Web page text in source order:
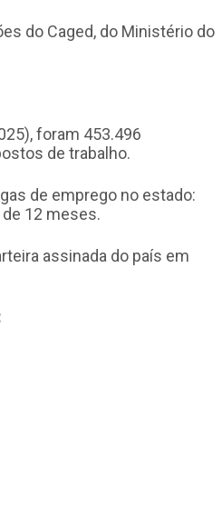
do Caged, do Ministério do
foram 453.496
de trabalho.
de emprego no estado:
de 12 meses.
assinada do país em